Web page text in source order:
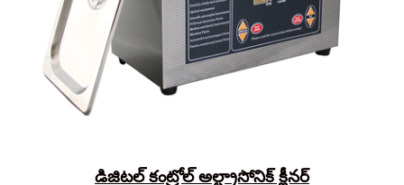
డిజిటల్ కంట్రోల్ అల్ట్రాసోనిక్ క్లీనర్